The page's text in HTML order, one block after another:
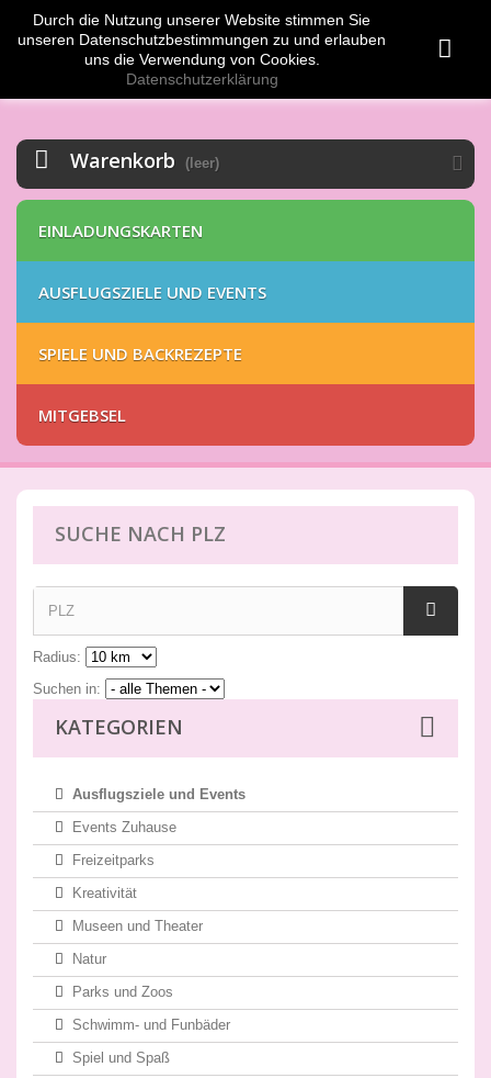
EUR
Warenkorb (leer)
EINLADUNGSKARTEN
AUSFLUGSZIELE UND EVENTS
SPIELE UND BACKREZEPTE
MITGEBSEL
SUCHE NACH PLZ
Radius:
Suchen in:
KATEGORIEN
Ausflugsziele und Events
Events Zuhause
Freizeitparks
Kreativität
Museen und Theater
Natur
Parks und Zoos
Schwimm- und Funbäder
Spiel und Spaß
Durch die Nutzung unserer Website stimmen Sie
unseren Datenschutzbestimmungen zu und erlauben
uns die Verwendung von Cookies.
Datenschutzerklärung